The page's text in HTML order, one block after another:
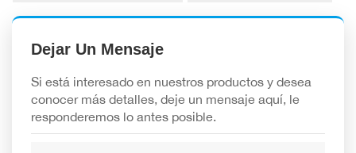
Dejar Un Mensaje
Si está interesado en nuestros productos y desea
conocer más detalles, deje un mensaje aquí, le
responderemos lo antes posible.